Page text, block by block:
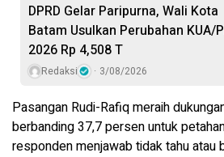
DPRD Gelar Paripurna, Wali Kota
Batam Usulkan Perubahan KUA/
2026 Rp 4,508 T
Redaksi 3/08/2026
Pasangan Rudi-Rafiq meraih
berbanding 37,7 persen untuk
responden menjawab tidak tahu atau